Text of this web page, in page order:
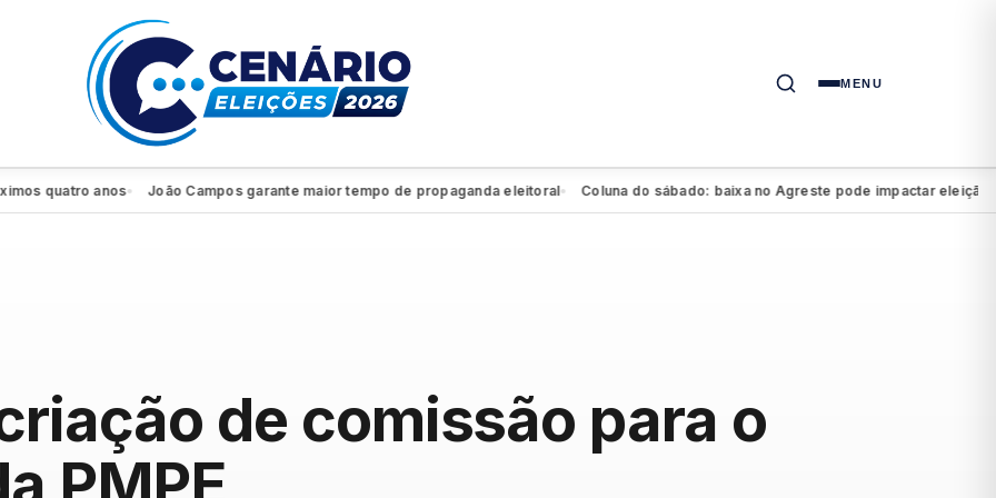
MENU
anos● João Campos garante maior tempo de propaganda eleitoral ● Coluna do sábado: baixa no Agreste pode impactar eleição de
de comissão para o